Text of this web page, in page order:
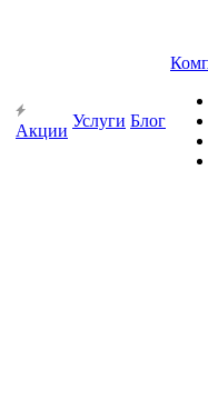
Акции
Услуги Блог